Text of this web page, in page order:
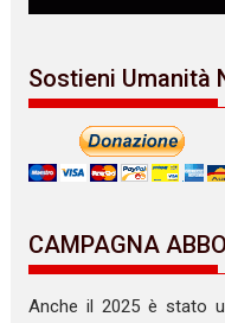
Sostieni Umanità
CAMPAGNA
Anche il 2025 è stato